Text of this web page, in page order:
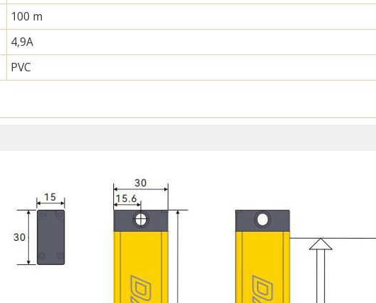
100 m
4,9A
PVC